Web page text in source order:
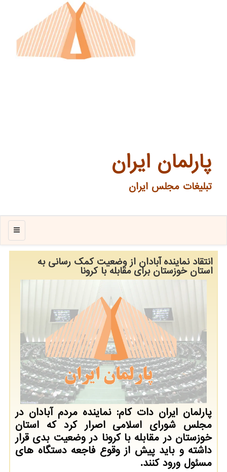
پارلمان ایران
تبلیغات مجلس ایران
منو
انتقاد نماینده آبادان از وضعیت كمك رسانی به
استان خوزستان برای مقابله با كرونا
پارلمان ایران دات كام: نماینده مردم آبادان در
مجلس شورای اسلامی اصرار كرد كه استان
خوزستان در مقابله با كرونا در وضعیت بدی قرار
داشته و باید پیش از وقوع فاجعه دستگاه های
مسئول ورود كنند.